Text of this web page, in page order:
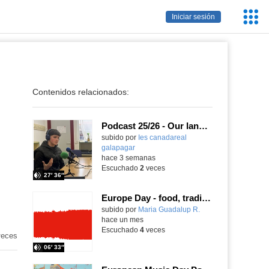
Iniciar sesión
Contenidos relacionados:
Podcast 25/26 - Our language assistant Ellie
subido por Ies canadareal
galapagar
27′ 36″
-
hace 3 semanas
Escuchado 2 veces
Europe Day - food, traditions and cultures
Contenido educativo.
subido por Maria Guadalup R.
06′ 33″
hace un mes
Escuchado 4veces